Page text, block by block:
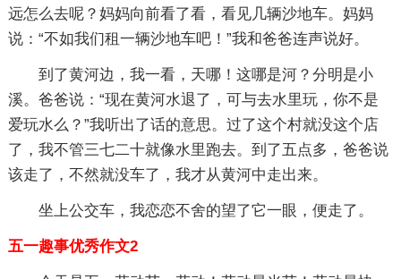
远怎么去呢？妈妈向前看了看，看见几辆沙地车。妈妈
说：“不如我们租一辆沙地车吧！”我和爸爸连声说好。
到了黄河边，我一看，天哪！这哪是河？分明是小
溪。爸爸说：“现在黄河水退了，可与去水里玩，你不是
爱玩水么？”我听出了话的意思。过了这个村就没这个店
了，我不管三七二十就像水里跑去。到了五点多，爸爸说
该走了，不然就没车了，我才从黄河中走出来。
坐上公交车，我恋恋不舍的望了它一眼，便走了。
五一趣事优秀作文2